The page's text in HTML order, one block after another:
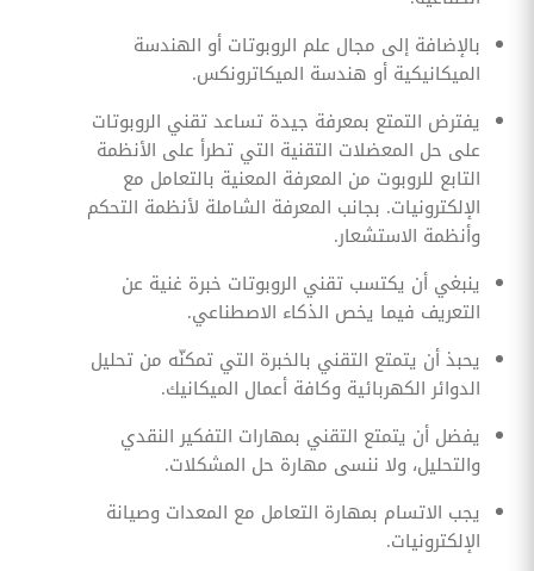
بالإضافة إلى مجال علم الروبوتات أو الهندسة
الميكانيكية أو هندسة الميكاترونكس.
يفترض التمتع بمعرفة جيدة تساعد تقني الروبوتات
على حل المعضلات التقنية التي تطرأ على الأنظمة
التابع للروبوت من المعرفة المعنية بالتعامل مع
الإلكترونيات. بجانب المعرفة الشاملة لأنظمة التحكم
وأنظمة الاستشعار.
ينبغي أن يكتسب تقني الروبوتات خبرة غنية عن
التعريف فيما يخص الذكاء الاصطناعي.
يحبذ أن يتمتع التقني بالخبرة التي تمكنّه من تحليل
الدوائر الكهربائية وكافة أعمال الميكانيك.
يفضل أن يتمتع التقني بمهارات التفكير النقدي
والتحليل، ولا ننسى مهارة حل المشكلات.
يجب الاتسام بمهارة التعامل مع المعدات وصيانة
الإلكترونيات.